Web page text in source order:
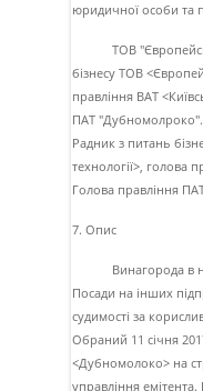
юридичної особи та
ТОВ "Європейськi
бiзнесу ТОВ
правлiння ВАТ
ПАТ
Радник з питань
технологiї>, голова
Голова правлiння
7. Опис
Винагорода в
Посади на iнших
судимостi за
Обраний 11 сiчня
<Дубномолоко> на
управлiння